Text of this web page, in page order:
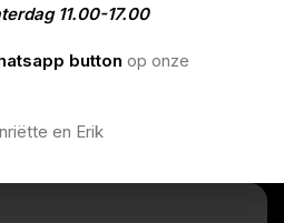
11.00-17.00
button op onze
en Erik